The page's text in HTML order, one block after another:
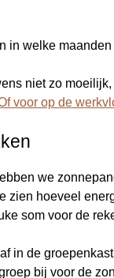
in welke
niet zo moeilijk,
voor op de
we
zien hoeveel
som voor de
in de
bij voor de